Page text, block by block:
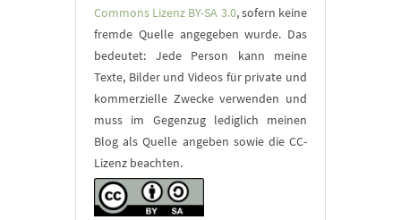
Commons Lizenz BY-SA 3.0, sofern keine
fremde Quelle angegeben wurde. Das
bedeutet: Jede Person kann meine
Texte, Bilder und Videos für private und
kommerzielle Zwecke verwenden und
muss im Gegenzug lediglich meinen
Blog als Quelle angeben sowie die CC-
Lizenz beachten.